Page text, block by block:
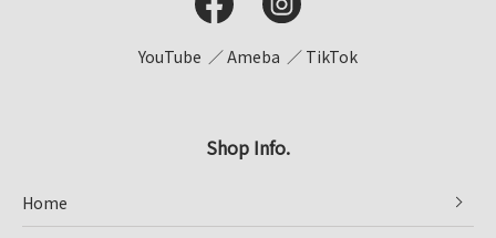
YouTube Ameba TikTok
Shop Info.
Home